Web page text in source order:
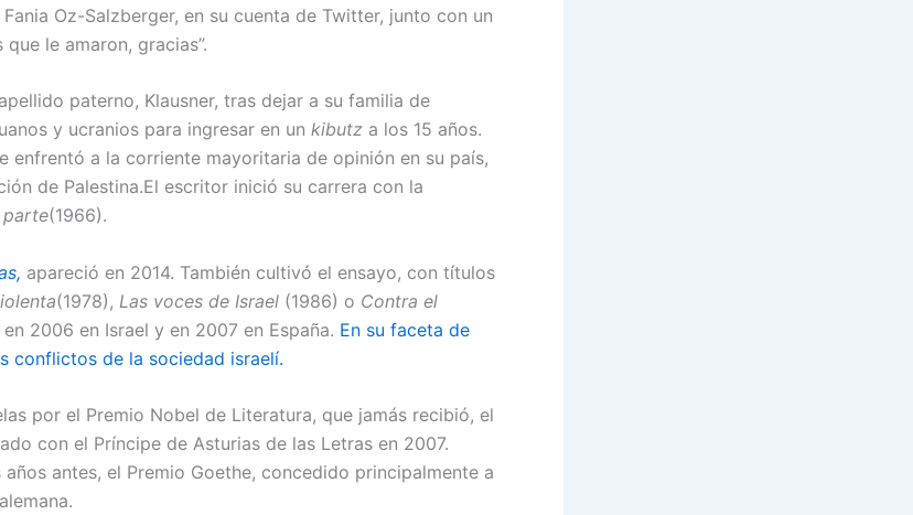
Oz-Salzberger, en su cuenta de Twitter, junto con un
que le amaron, gracias”.
paterno, Klausner, tras dejar a su familia de
y ucranios para ingresar en un kibutz a los 15 años.
enfrentó a la corriente mayoritaria de opinión en su país,
de Palestina.El escritor inició su carrera con la
parte(1966).
apareció en 2014. También cultivó el ensayo, con títulos
(1978), Las voces de Israel (1986) o Contra el
2006 en Israel y en 2007 en España. En su faceta de
conflictos de la sociedad israelí.
por el Premio Nobel de Literatura, que jamás recibió, el
con el Príncipe de Asturias de las Letras en 2007.
antes, el Premio Goethe, concedido principalmente a